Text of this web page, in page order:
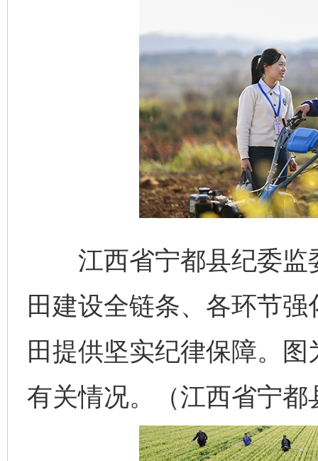
江西省宁都县纪委监
田建设全链条、各环节
田提供坚实纪律保障。
有关情况。（江西省宁